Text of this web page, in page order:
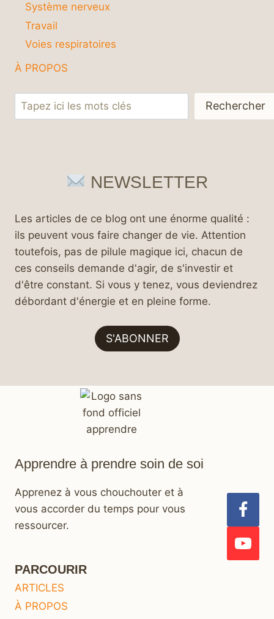
Système nerveux
Travail
Voies respiratoires
À PROPOS
Rechercher Rechercher
NEWSLETTER
Les articles de ce blog ont une énorme qualité :
ils peuvent vous faire changer de vie. Attention
toutefois, pas de pilule magique ici, chacun de
ces conseils demande d'agir, de s'investir et
d'être constant. Si vous y tenez, vous deviendrez
débordant d'énergie et en pleine forme.
S'ABONNER
Apprendre à prendre soin de soi
Apprenez à vous chouchouter et à
vous accorder du temps pour vous
ressourcer.
PARCOURIR
ARTICLES
À PROPOS